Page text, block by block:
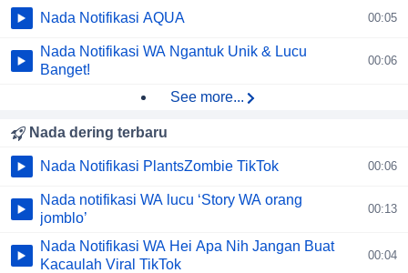
Nada Notifikasi AQUA 00:05
Nada Notifikasi WA Ngantuk Unik & Lucu
Banget!
00:06
See more...
Nada dering terbaru
Nada Notifikasi PlantsZombie TikTok 00:06
Nada notifikasi WA lucu ‘Story WA orang
jomblo’
00:13
Nada Notifikasi WA Hei Apa Nih Jangan Buat
Kacaulah Viral TikTok
00:04